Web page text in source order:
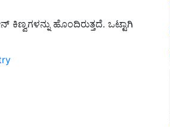
ಹೊಂದಿರುತ್ತದೆ. ಒಟ್ಟಾಗಿ